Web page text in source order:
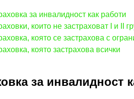
за инвалидност как работи
които не застраховат I и II
която се застрахова с
която застрахова всички
за инвалидност